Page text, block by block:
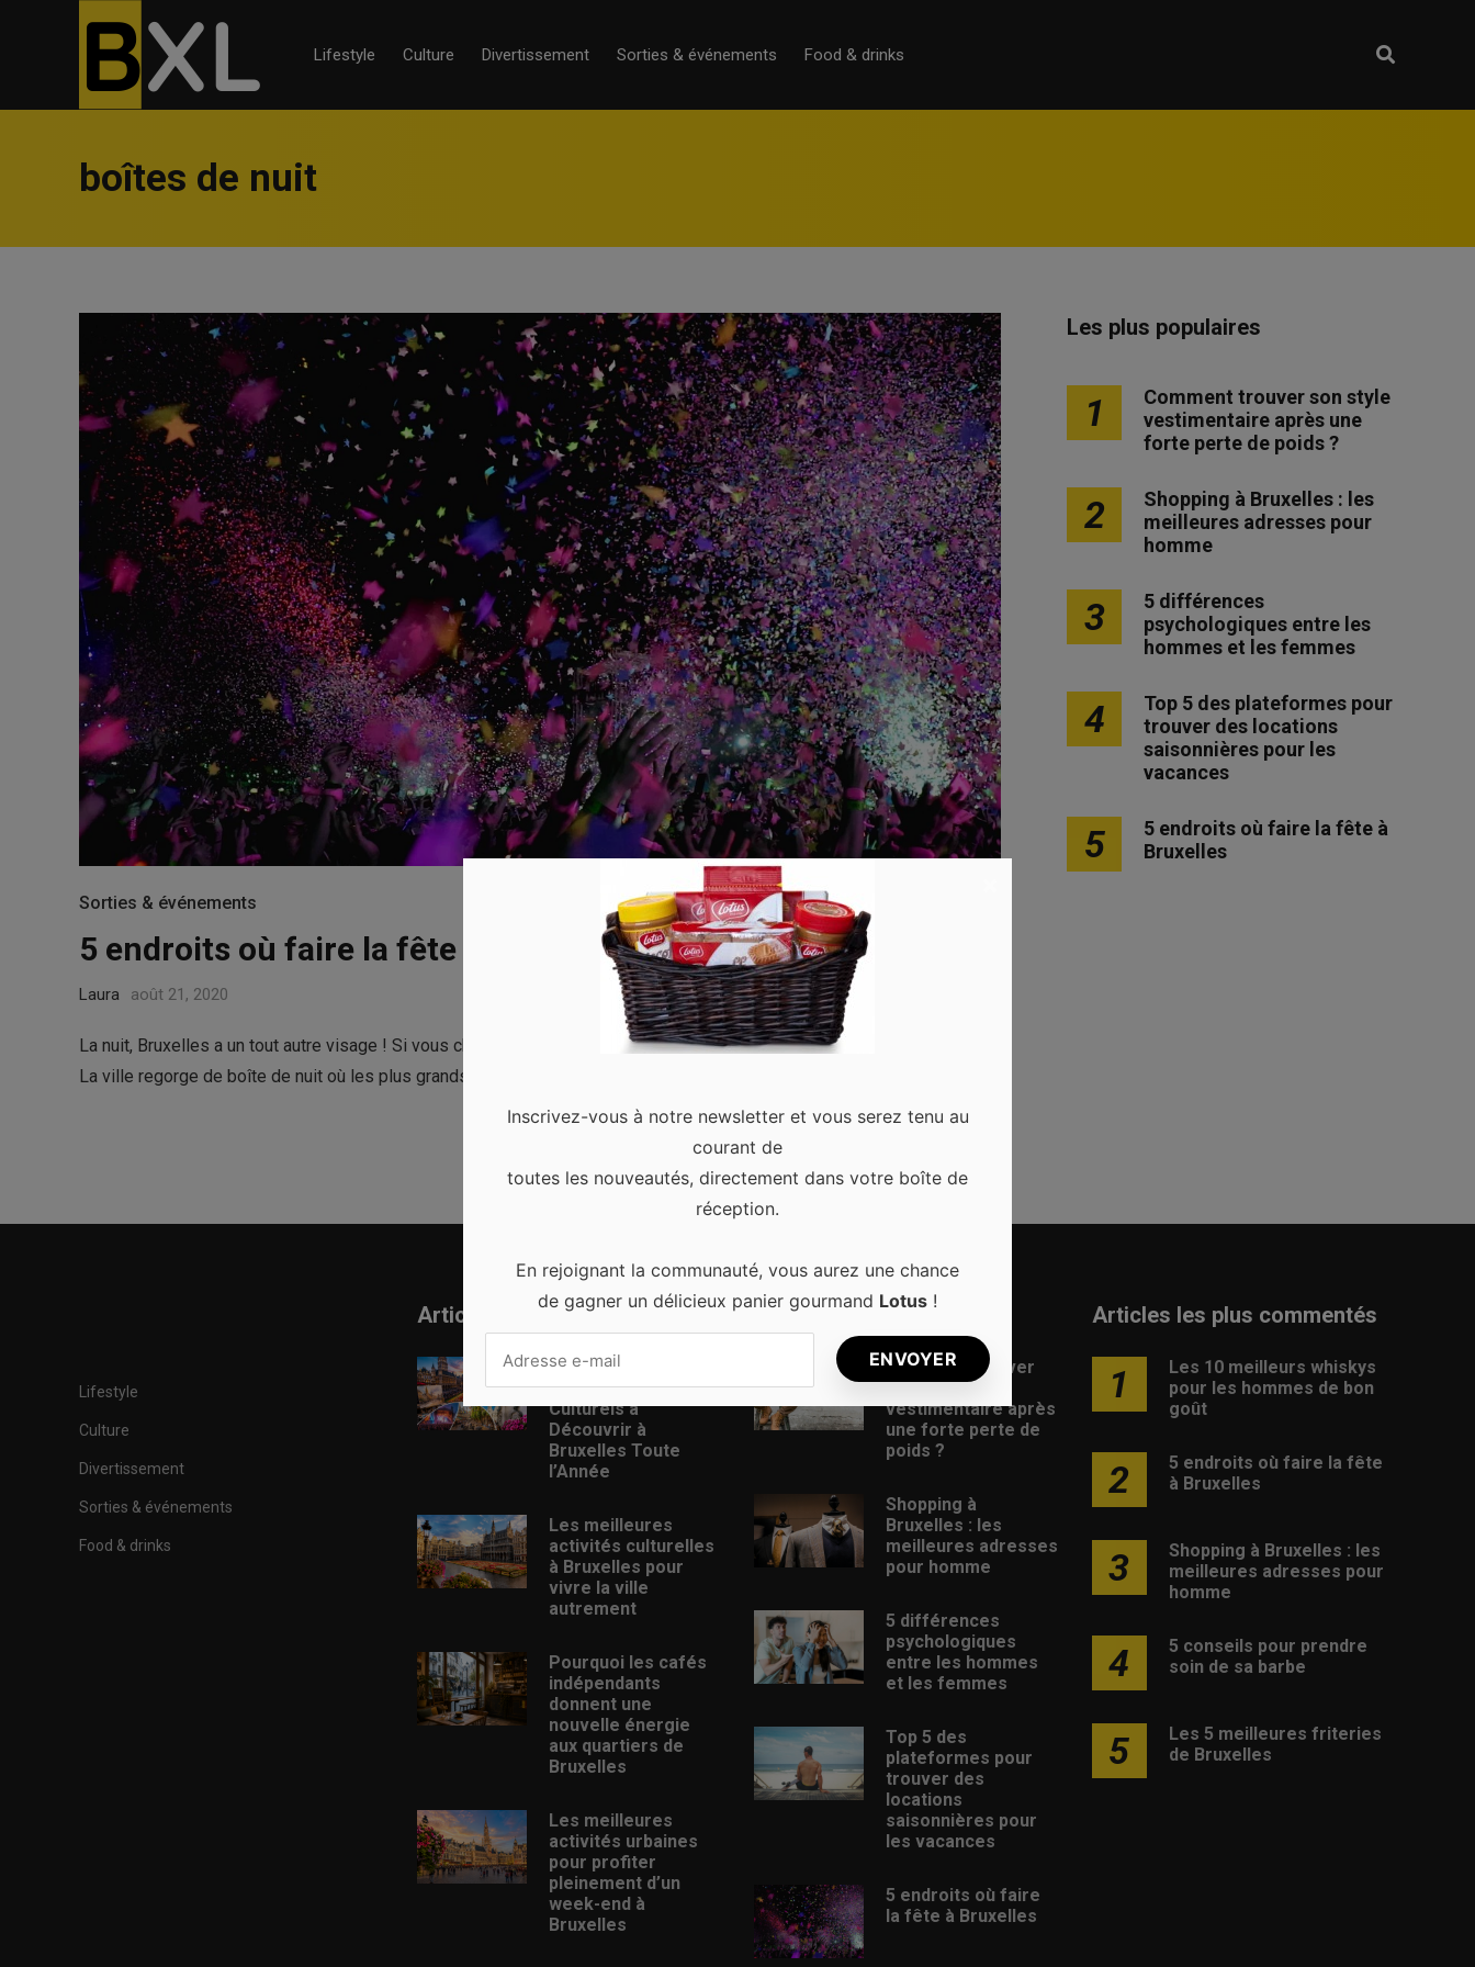
Lifestyle Culture Divertissement Sorties & événements Food & drinks
boîtes de nuit
Sorties & événements
5 endroits où faire la fête à Bruxelles 0
Laura août 21, 2020
La nuit, Bruxelles a un tout autre visage ! Si vous cherchez à faire la fête dans la capitale belge, vous ne serez pas déçu.
La ville regorge de boîte de nuit où les plus grands artistes viennent faire danser …
Les plus populaires
1
Comment trouver son style
vestimentaire après une
forte perte de poids ?
2
Shopping à Bruxelles : les
meilleures adresses pour
homme
3
5 différences
psychologiques entre les
hommes et les femmes
4
Top 5 des plateformes pour
trouver des locations
saisonnières pour les
vacances
5
5 endroits où faire la fête à
Bruxelles
Lifestyle
Culture
Divertissement
Sorties & événements
Food & drinks
Articles récents
Les Meilleurs
Événements
Culturels à
Découvrir à
Bruxelles Toute
l’Année
Les meilleures
activités culturelles
à Bruxelles pour
vivre la ville
autrement
Pourquoi les cafés
indépendants
donnent une
nouvelle énergie
aux quartiers de
Bruxelles
Les meilleures
activités urbaines
pour profiter
pleinement d’un
week-end à
Bruxelles
Articles populaires
Comment trouver
son style
vestimentaire après
une forte perte de
poids ?
Shopping à
Bruxelles : les
meilleures adresses
pour homme
5 différences
psychologiques
entre les hommes
et les femmes
Top 5 des
plateformes pour
trouver des
locations
saisonnières pour
les vacances
5 endroits où faire
la fête à Bruxelles
Articles les plus commentés
1
Les 10 meilleurs whiskys
pour les hommes de bon
goût
2
5 endroits où faire la fête
à Bruxelles
3
Shopping à Bruxelles : les
meilleures adresses pour
homme
4
5 conseils pour prendre
soin de sa barbe
5
Les 5 meilleures friteries
de Bruxelles
Inscrivez-vous à notre newsletter et vous serez tenu au
courant de
toutes les nouveautés, directement dans votre boîte de
réception.
En rejoignant la communauté, vous aurez une chance
de gagner un délicieux panier gourmand Lotus !